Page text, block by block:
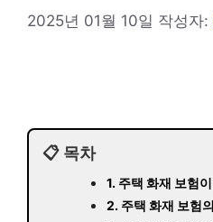
2025년 01월 10일 작성자:
📋 목차
1. 주택 화재 보험
2. 주택 화재 보험